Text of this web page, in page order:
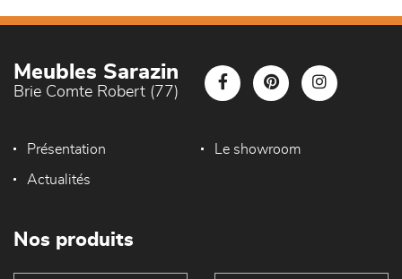
Meubles Sarazin
Brie Comte Robert (77)
Présentation Le showroom
Actualités
Nos produits